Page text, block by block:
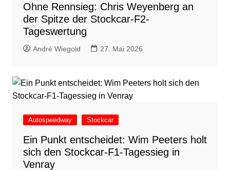
Ohne Rennsieg: Chris Weyenberg an
der Spitze der Stockcar-F2-
Tageswertung
André Wiegold 27. Mai 2026
Autospeedway Stockcar
Ein Punkt entscheidet: Wim Peeters holt
sich den Stockcar-F1-Tagessieg in
Venray